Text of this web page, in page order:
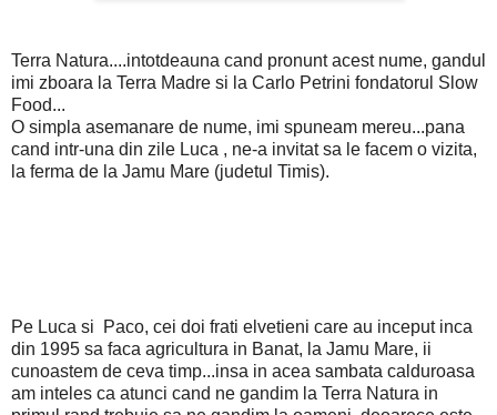
Terra Natura....intotdeauna cand pronunt acest nume, gandul
imi zboara la Terra Madre si la Carlo Petrini fondatorul Slow
Food...
O simpla asemanare de nume, imi spuneam mereu...pana
cand intr-una din zile Luca , ne-a invitat sa le facem o vizita,
la ferma de la Jamu Mare (judetul Timis).
Pe Luca si Paco, cei doi frati elvetieni care au inceput inca
din 1995 sa faca agricultura in Banat, la Jamu Mare, ii
cunoastem de ceva timp...insa in acea sambata calduroasa
am inteles ca atunci cand ne gandim la Terra Natura in